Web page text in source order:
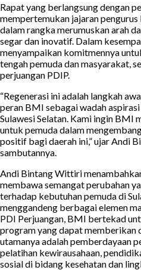
Rapat yang berlangsung dengan
mempertemukan jajaran
dalam rangka merumuskan arah
segar dan inovatif. Dalam
menyampaikan komitmennya
tengah pemuda dan masyarakat,
perjuangan PDIP.
“Regenerasi ini adalah langkah
peran BMI sebagai wadah
Sulawesi Selatan. Kami ingin BMI
untuk pemuda dalam
positif bagi daerah ini,” ujar Andi
sambutannya.
Andi Bintang Wittiri
membawa semangat perubahan
terhadap kebutuhan pemuda di
menggandeng berbagai elemen
PDI Perjuangan, BMI bertekad
program yang dapat memberikan
utamanya adalah pemberdayaan
pelatihan kewirausahaan,
sosial di bidang kesehatan dan